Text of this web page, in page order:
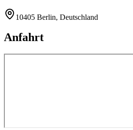
10405 Berlin, Deutschland
Anfahrt